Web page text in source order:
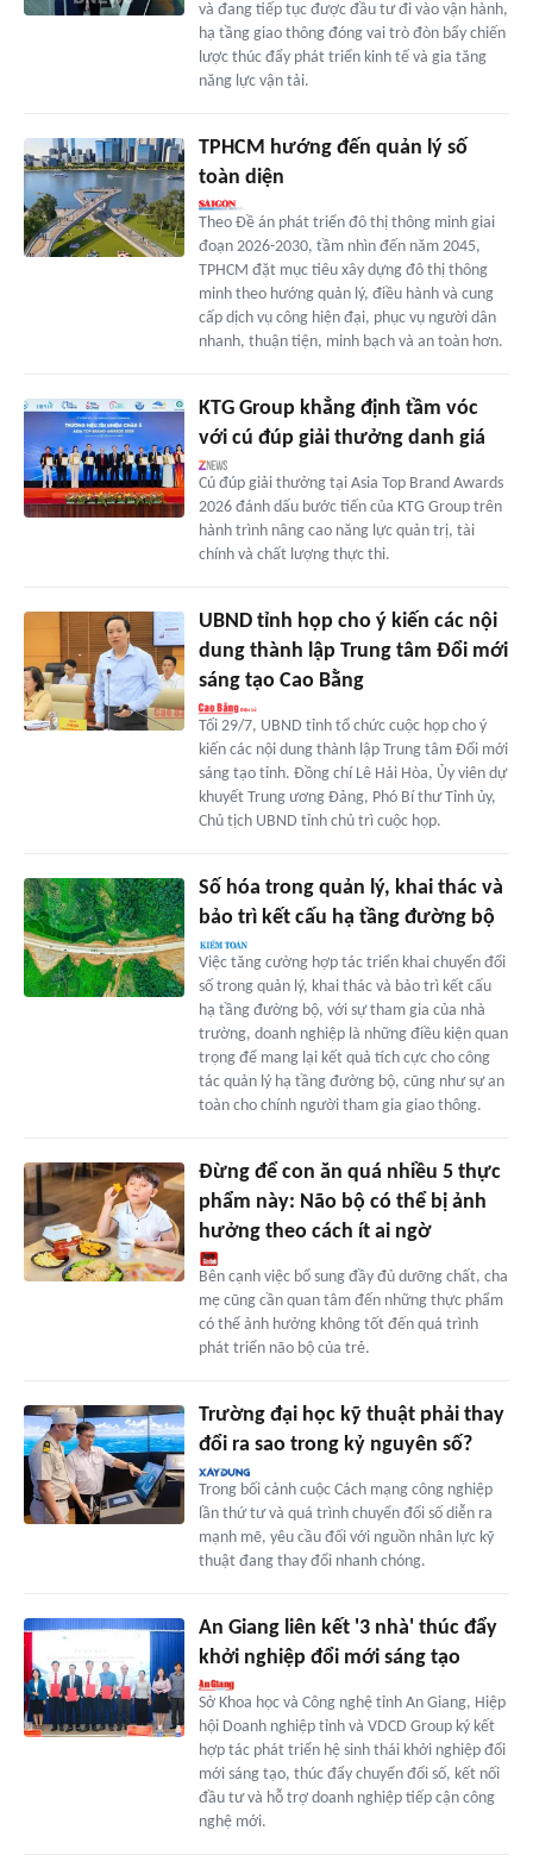
và đang tiếp tục được đầu tư đi vào vận hành,
hạ tầng giao thông đóng vai trò đòn bẩy chiến
lược thúc đẩy phát triển kinh tế và gia tăng
năng lực vận tải.
TPHCM hướng đến quản lý số
toàn diện
Theo Đề án phát triển đô thị thông minh giai
đoạn 2026-2030, tầm nhìn đến năm 2045,
TPHCM đặt mục tiêu xây dựng đô thị thông
minh theo hướng quản lý, điều hành và cung
cấp dịch vụ công hiện đại, phục vụ người dân
nhanh, thuận tiện, minh bạch và an toàn hơn.
KTG Group khẳng định tầm vóc
với cú đúp giải thưởng danh giá
Cú đúp giải thưởng tại Asia Top Brand Awards
2026 đánh dấu bước tiến của KTG Group trên
hành trình nâng cao năng lực quản trị, tài
chính và chất lượng thực thi.
UBND tỉnh họp cho ý kiến các nội
dung thành lập Trung tâm Đổi mới
sáng tạo Cao Bằng
Tối 29/7, UBND tỉnh tổ chức cuộc họp cho ý
kiến các nội dung thành lập Trung tâm Đổi mới
sáng tạo tỉnh. Đồng chí Lê Hải Hòa, Ủy viên dự
khuyết Trung ương Đảng, Phó Bí thư Tỉnh ủy,
Chủ tịch UBND tỉnh chủ trì cuộc họp.
Số hóa trong quản lý, khai thác và
bảo trì kết cấu hạ tầng đường bộ
Việc tăng cường hợp tác triển khai chuyển đổi
số trong quản lý, khai thác và bảo trì kết cấu
hạ tầng đường bộ, với sự tham gia của nhà
trường, doanh nghiệp là những điều kiện quan
trọng để mang lại kết quả tích cực cho công
tác quản lý hạ tầng đường bộ, cũng như sự an
toàn cho chính người tham gia giao thông.
Đừng để con ăn quá nhiều 5 thực
phẩm này: Não bộ có thể bị ảnh
hưởng theo cách ít ai ngờ
Bên cạnh việc bổ sung đầy đủ dưỡng chất, cha
mẹ cũng cần quan tâm đến những thực phẩm
có thể ảnh hưởng không tốt đến quá trình
phát triển não bộ của trẻ.
Trường đại học kỹ thuật phải thay
đổi ra sao trong kỷ nguyên số?
Trong bối cảnh cuộc Cách mạng công nghiệp
lần thứ tư và quá trình chuyển đổi số diễn ra
mạnh mẽ, yêu cầu đối với nguồn nhân lực kỹ
thuật đang thay đổi nhanh chóng.
An Giang liên kết '3 nhà' thúc đẩy
khởi nghiệp đổi mới sáng tạo
Sở Khoa học và Công nghệ tỉnh An Giang, Hiệp
hội Doanh nghiệp tỉnh và VDCD Group ký kết
hợp tác phát triển hệ sinh thái khởi nghiệp đổi
mới sáng tạo, thúc đẩy chuyển đổi số, kết nối
đầu tư và hỗ trợ doanh nghiệp tiếp cận công
nghệ mới.